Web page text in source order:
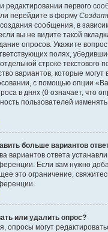
редактировании первого
перейдите в форму
сообщения, в
вы не видите такой
опросов. Укажите
полях,
строке текстового
вариантов, которые могут
с помощью опции
в днях (0 означает, что
пользователей
больше вариантов
вариантов ответа
Если вам нужно
это ограничение,
или удалить опрос?
опросы могут